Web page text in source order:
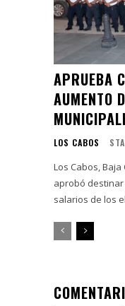
APRUEBA
AUMENTO
LOS CABOS
Los Cabos,
aprobó
salarios de los